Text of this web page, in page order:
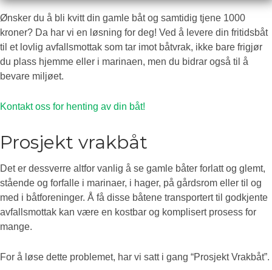
Ønsker du å bli kvitt din gamle båt og samtidig tjene 1000
kroner? Da har vi en løsning for deg! Ved å levere din fritidsbåt
til et lovlig avfallsmottak som tar imot båtvrak, ikke bare frigjør
du plass hjemme eller i marinaen, men du bidrar også til å
bevare miljøet.
Kontakt oss for henting av din båt!
Prosjekt vrakbåt
Det er dessverre altfor vanlig å se gamle båter forlatt og glemt,
stående og forfalle i marinaer, i hager, på gårdsrom eller til og
med i båtforeninger. Å få disse båtene transportert til godkjente
avfallsmottak kan være en kostbar og komplisert prosess for
mange.
For å løse dette problemet, har vi satt i gang “Prosjekt Vrakbåt”.